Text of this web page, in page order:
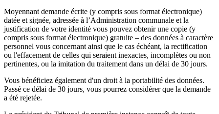
Moyennant demande écrite (y compris sous format électronique)
datée et signée, adressée à l’Administration communale et la
justification de votre identité vous pouvez obtenir une copie (y
compris sous format électronique) gratuite – des données à caractère
personnel vous concernant ainsi que le cas échéant, la rectification
ou l'effacement de celles qui seraient inexactes, incomplètes ou non
pertinentes, ou la imitation du traitement dans un délai de 30 jours.
Vous bénéficiez également d'un droit à la portabilité des données.
Passé ce délai de 30 jours, vous pourrez considérer que la demande
a été rejetée.